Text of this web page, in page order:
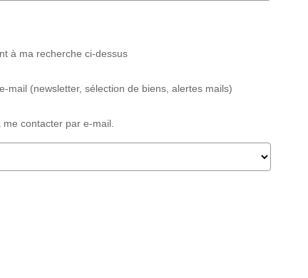
à ma recherche ci-dessus
mail (newsletter, sélection de biens, alertes mails)
contacter par e-mail.